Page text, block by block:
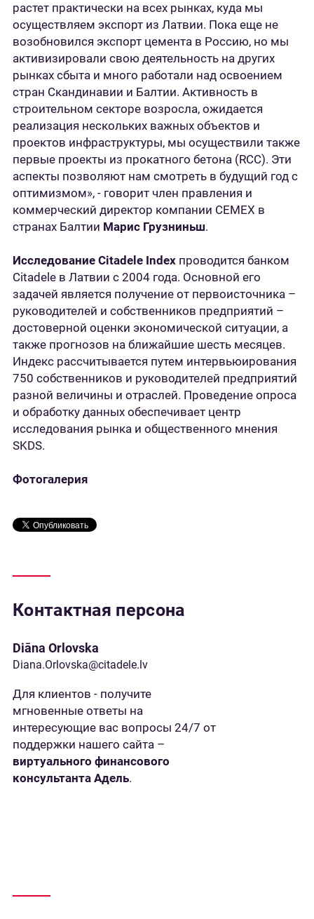
растет практически на всех рынках, куда мы
осуществляем экспорт из Латвии. Пока еще не
возобновился экспорт цемента в Россию, но мы
активизировали свою деятельность на других
рынках сбыта и много работали над освоением
стран Скандинавии и Балтии. Активность в
строительном секторе возросла, ожидается
реализация нескольких важных объектов и
проектов инфраструктуры, мы осуществили также
первые проекты из прокатного бетона (RCC). Эти
аспекты позволяют нам смотреть в будущий год с
оптимизмом», - говорит член правления и
коммерческий директор компании CEMEX в
странах Балтии Марис Грузниньш.
Исследование Citadele Index проводится банком
Citadele в Латвии с 2004 года. Основной его
задачей является получение от первоисточника –
руководителей и собственников предприятий –
достоверной оценки экономической ситуации, а
также прогнозов на ближайшие шесть месяцев.
Индекс рассчитывается путем интервьюирования
750 собственников и руководителей предприятий
разной величины и отраслей. Проведение опроса
и обработку данных обеспечивает центр
исследования рынка и общественного мнения
SKDS.
Фотогалерия
Контактная персона
Diāna Orlovska
Diana.Orlovska@citadele.lv
Для клиентов - получите
мгновенные ответы на
интересующие вас вопросы 24/7 от
поддержки нашего сайта –
виртуального финансового
консультанта Адель.